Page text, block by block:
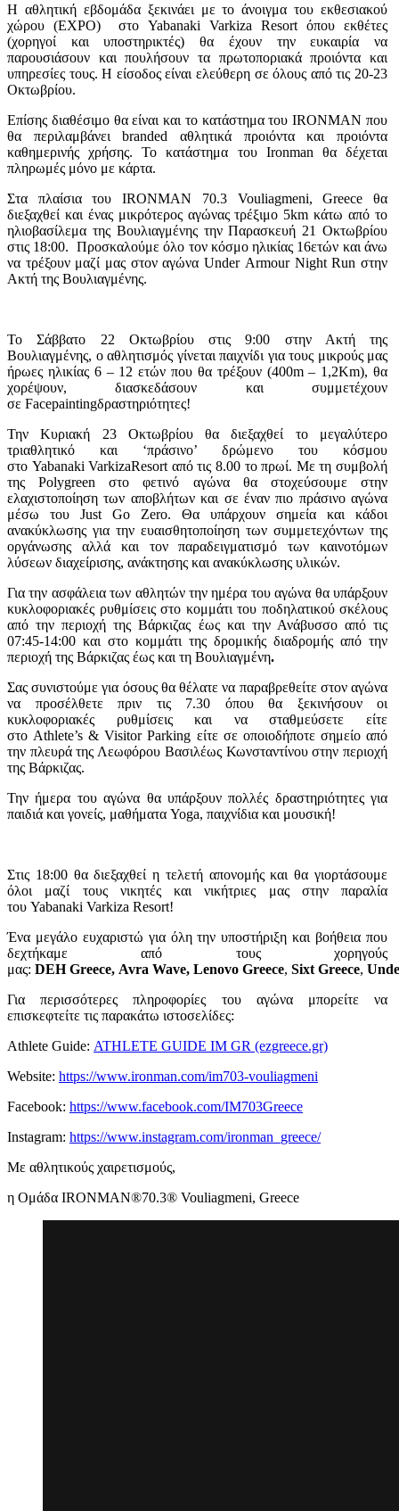
Η αθλητική εβδομάδα ξεκινάει με το άνοιγμα του εκθεσιακού
χώρου (EXPO) στο Yabanaki Varkiza Resort όπου εκθέτες
(χορηγοί και υποστηρικτές) θα έχουν την ευκαιρία να
παρουσιάσουν και πουλήσουν τα πρωτοποριακά προιόντα και
υπηρεσίες τους. Η είσοδος είναι ελεύθερη σε όλους από τις 20-23
Οκτωβρίου.
Επίσης διαθέσιμο θα είναι και το κατάστημα του IRONMAN που
θα περιλαμβάνει branded αθλητικά προιόντα και προιόντα
καθημερινής χρήσης. Το κατάστημα του Ironman θα δέχεται
πληρωμές μόνο με κάρτα.
Στα πλαίσια του IRONMAN 70.3 Vouliagmeni, Greece θα
διεξαχθεί και ένας μικρότερος αγώνας τρέξιμο 5km κάτω από το
ηλιοβασίλεμα της Βουλιαγμένης την Παρασκευή 21 Οκτωβρίου
στις 18:00. Προσκαλούμε όλο τον κόσμο ηλικίας 16ετών και άνω
να τρέξουν μαζί μας στον αγώνα Under Armour Night Run στην
Ακτή της Βουλιαγμένης.
Το Σάββατο 22 Οκτωβρίου στις 9:00 στην Ακτή της
Βουλιαγμένης, ο αθλητισμός γίνεται παιχνίδι για τους μικρούς μας
ήρωες ηλικίας 6 – 12 ετών που θα τρέξουν (400m – 1,2Km), θα
χορέψουν, διασκεδάσουν και συμμετέχουν
σε Facepaintingδραστηριότητες!
Την Κυριακή 23 Οκτωβρίου θα διεξαχθεί το μεγαλύτερο
τριαθλητικό και ‘πράσινο’ δρώμενο του κόσμου
στο Yabanaki VarkizaResort από τις 8.00 το πρωί. Με τη συμβολή
της Polygreen στο φετινό αγώνα θα στοχεύσουμε στην
ελαχιστοποίηση των αποβλήτων και σε έναν πιο πράσινο αγώνα
μέσω του Just Go Zero. Θα υπάρχουν σημεία και κάδοι
ανακύκλωσης για την ευαισθητοποίηση των συμμετεχόντων της
οργάνωσης αλλά και τον παραδειγματισμό των καινοτόμων
λύσεων διαχείρισης, ανάκτησης και ανακύκλωσης υλικών.
Για την ασφάλεια των αθλητών την ημέρα του αγώνα θα υπάρξουν
κυκλοφοριακές ρυθμίσεις στο κομμάτι του ποδηλατικού σκέλους
από την περιοχή της Βάρκιζας έως και την Ανάβυσσο από τις
07:45-14:00 και στο κομμάτι της δρομικής διαδρομής από την
περιοχή της Βάρκιζας έως και τη Βουλιαγμένη.
Σας συνιστούμε για όσους θα θέλατε να παραβρεθείτε στον αγώνα
να προσέλθετε πριν τις 7.30 όπου θα ξεκινήσουν οι
κυκλοφοριακές ρυθμίσεις και να σταθμεύσετε είτε
στο Athlete’s & Visitor Parking είτε σε οποιοδήποτε σημείο από
την πλευρά της Λεωφόρου Βασιλέως Κωνσταντίνου στην περιοχή
της Βάρκιζας.
Την ήμερα του αγώνα θα υπάρξουν πολλές δραστηριότητες για
παιδιά και γονείς, μαθήματα Yoga, παιχνίδια και μουσική!
Στις 18:00 θα διεξαχθεί η τελετή απονομής και θα γιορτάσουμε
όλοι μαζί τους νικητές και νικήτριες μας στην παραλία
του Yabanaki Varkiza Resort!
Ένα μεγάλο ευχαριστώ για όλη την υποστήριξη και βοήθεια που
δεχτήκαμε από τους χορηγούς
μας: DEH Greece, Avra Wave, Lenovo Greece, Sixt Greece,
Για περισσότερες πληροφορίες του αγώνα μπορείτε να
επισκεφτείτε τις παρακάτω ιστοσελίδες:
Athlete Guide: ATHLETE GUIDE IM GR (ezgreece.gr)
Website: https://www.ironman.com/im703-vouliagmeni
Facebook: https://www.facebook.com/IM703Greece
Instagram: https://www.instagram.com/ironman_greece/
Με αθλητικούς χαιρετισμούς,
η Ομάδα IRONMAN®70.3® Vouliagmeni, Greece